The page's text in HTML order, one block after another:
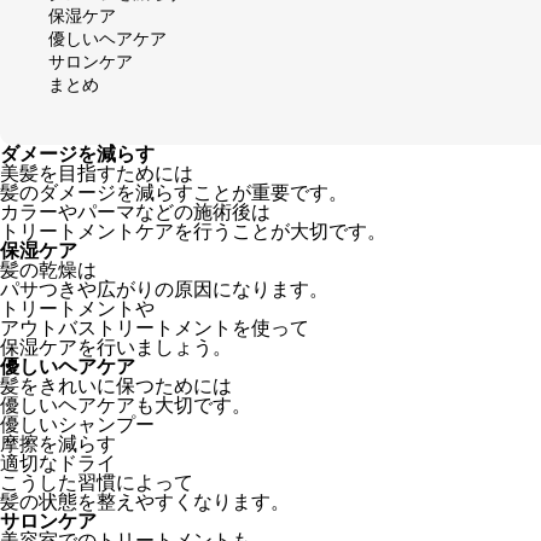
保湿ケア
優しいヘアケア
サロンケア
まとめ
ダメージを減らす
美髪を目指すためには
髪のダメージを減らすことが重要です。
カラーやパーマなどの施術後は
トリートメントケアを行うことが大切です。
保湿ケア
髪の乾燥は
パサつきや広がりの原因になります。
トリートメントや
アウトバストリートメントを使って
保湿ケアを行いましょう。
優しいヘアケア
髪をきれいに保つためには
優しいヘアケアも大切です。
優しいシャンプー
摩擦を減らす
適切なドライ
こうした習慣によって
髪の状態を整えやすくなります。
サロンケア